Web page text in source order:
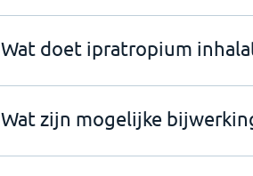
Wat doet ipratropium
Wat zijn mogelijke